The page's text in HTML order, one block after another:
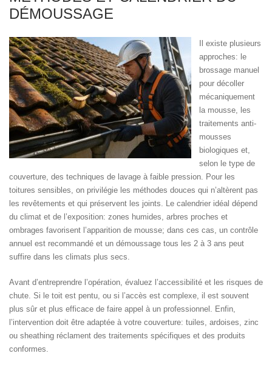
DÉMOUSSAGE
Il existe plusieurs
approches: le
brossage manuel
pour décoller
mécaniquement
la mousse, les
traitements anti-
mousses
biologiques et,
selon le type de
couverture, des techniques de lavage à faible pression. Pour les
toitures sensibles, on privilégie les méthodes douces qui n’altèrent pas
les revêtements et qui préservent les joints. Le calendrier idéal dépend
du climat et de l’exposition: zones humides, arbres proches et
ombrages favorisent l’apparition de mousse; dans ces cas, un contrôle
annuel est recommandé et un démoussage tous les 2 à 3 ans peut
suffire dans les climats plus secs.
Avant d’entreprendre l’opération, évaluez l’accessibilité et les risques de
chute. Si le toit est pentu, ou si l’accès est complexe, il est souvent
plus sûr et plus efficace de faire appel à un professionnel. Enfin,
l’intervention doit être adaptée à votre couverture: tuiles, ardoises, zinc
ou sheathing réclament des traitements spécifiques et des produits
conformes.